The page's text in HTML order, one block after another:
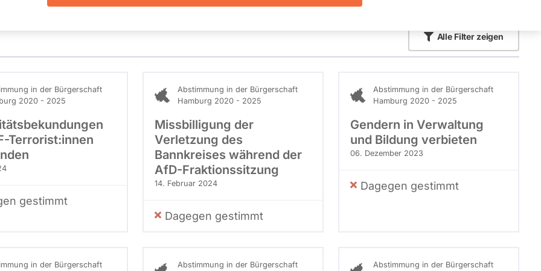
können
befragt
AlleFilter zeigen
in der Bürgerschaft
2020 - 2025
Terrorist:innen
gestimmt
Abstimmung in der Bürgerschaft
Hamburg 2020 - 2025
Missbilligung der
Verletzung des
Bannkreises während der
AfD-Fraktionssitzung
14. Februar 2024
Dagegen gestimmt
Abstimmung in der Bürgerschaft
Hamburg 2020 - 2025
Gendern in Verwaltung
und Bildung verbieten
06. Dezember 2023
Dagegen gestimmt
in der Bürgerschaft
Abstimmung in der Bürgerschaft
Abstimmung in der Bürgerschaft